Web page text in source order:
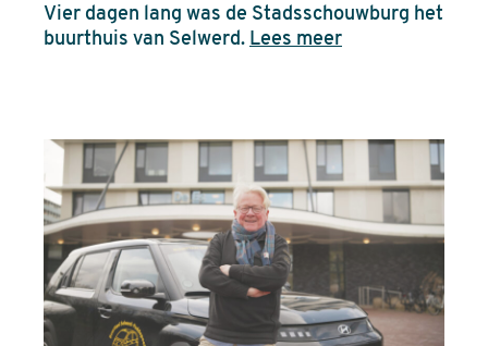
Vier dagen lang was de Stadsschouwburg het
buurthuis van Selwerd. Lees meer